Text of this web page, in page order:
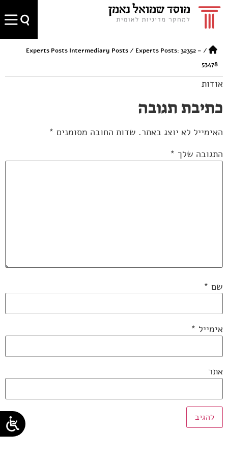
/
Experts Posts Intermediary Posts/ Experts Posts: 32352 –
53478
אודות
כתיבת תגובה
האימייל לא יוצג באתר. שדות החובה מסומנים *
התגובה שלך *
שם *
אימייל *
אתר